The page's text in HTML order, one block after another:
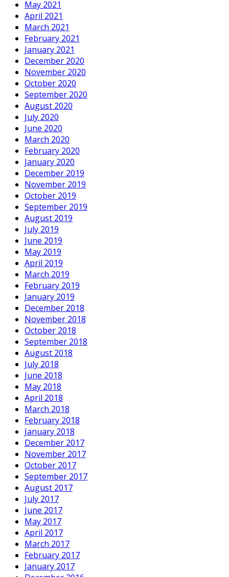
May 2021
April 2021
March 2021
February 2021
January 2021
December 2020
November 2020
October 2020
September 2020
August 2020
July 2020
June 2020
March 2020
February 2020
January 2020
December 2019
November 2019
October 2019
September 2019
August 2019
July 2019
June 2019
May 2019
April 2019
March 2019
February 2019
January 2019
December 2018
November 2018
October 2018
September 2018
August 2018
July 2018
June 2018
May 2018
April 2018
March 2018
February 2018
January 2018
December 2017
November 2017
October 2017
September 2017
August 2017
July 2017
June 2017
May 2017
April 2017
March 2017
February 2017
January 2017